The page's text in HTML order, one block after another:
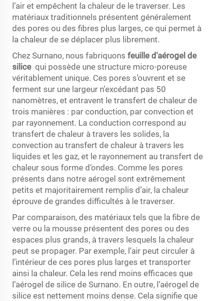
l’air et empêchent la chaleur de le traverser. Les
matériaux traditionnels présentent généralement
des pores ou des fibres plus larges, ce qui permet à
la chaleur de se déplacer plus librement.
Chez Surnano, nous fabriquons feuille d'aérogel de
silice qui possède une structure micro-poreuse
véritablement unique. Ces pores s’ouvrent et se
ferment sur une largeur n’excédant pas 50
nanomètres, et entravent le transfert de chaleur de
trois manières : par conduction, par convection et
par rayonnement. La conduction correspond au
transfert de chaleur à travers les solides, la
convection au transfert de chaleur à travers les
liquides et les gaz, et le rayonnement au transfert de
chaleur sous forme d’ondes. Comme les pores
présents dans notre aérogel sont extrêmement
petits et majoritairement remplis d’air, la chaleur
éprouve de grandes difficultés à le traverser.
Par comparaison, des matériaux tels que la fibre de
verre ou la mousse présentent des pores ou des
espaces plus grands, à travers lesquels la chaleur
peut se propager. Par exemple, l’air peut circuler à
l’intérieur de ces pores plus larges et transporter
ainsi la chaleur. Cela les rend moins efficaces que
l’aérogel de silice de Surnano. En outre, l’aérogel de
silice est nettement moins dense. Cela signifie que